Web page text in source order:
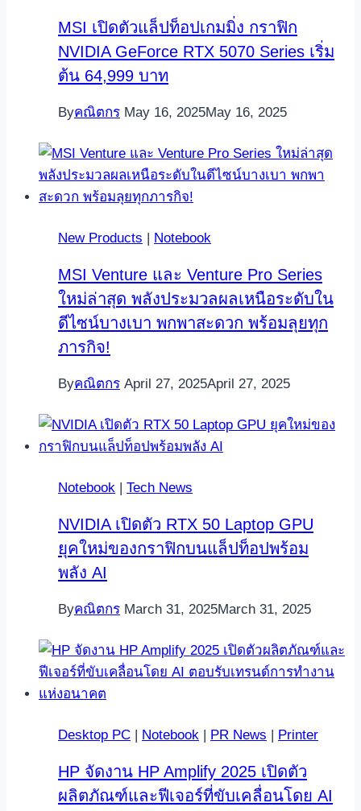
MSI เปิดตัวแล็ปท็อปเกมมิ่ง กราฟิก
NVIDIA GeForce RTX 5070 Series เริ่ม
ต้น 64,999 บาท
Byคณิตกร May 16, 2025May 16, 2025
New Products | Notebook
MSI Venture และ Venture Pro Series
ใหม่ล่าสุด พลังประมวลผลเหนือระดับใน
ดีไซน์บางเบา พกพาสะดวก พร้อมลุยทุก
ภารกิจ!
Byคณิตกร April 27, 2025April 27, 2025
Notebook | Tech News
NVIDIA เปิดตัว RTX 50 Laptop GPU
ยุคใหม่ของกราฟิกบนแล็ปท็อปพร้อม
พลัง AI
Byคณิตกร March 31, 2025March 31, 2025
Desktop PC | Notebook | PR News | Printer
HP จัดงาน HP Amplify 2025 เปิดตัว
ผลิตภัณฑ์และฟีเจอร์ที่ขับเคลื่อนโดย AI